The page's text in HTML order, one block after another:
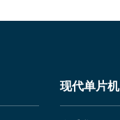
现代单片